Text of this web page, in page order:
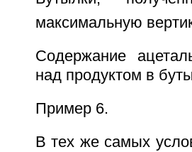
максимальную
Содержание
над продуктом в
Пример 6.
В тех же самых